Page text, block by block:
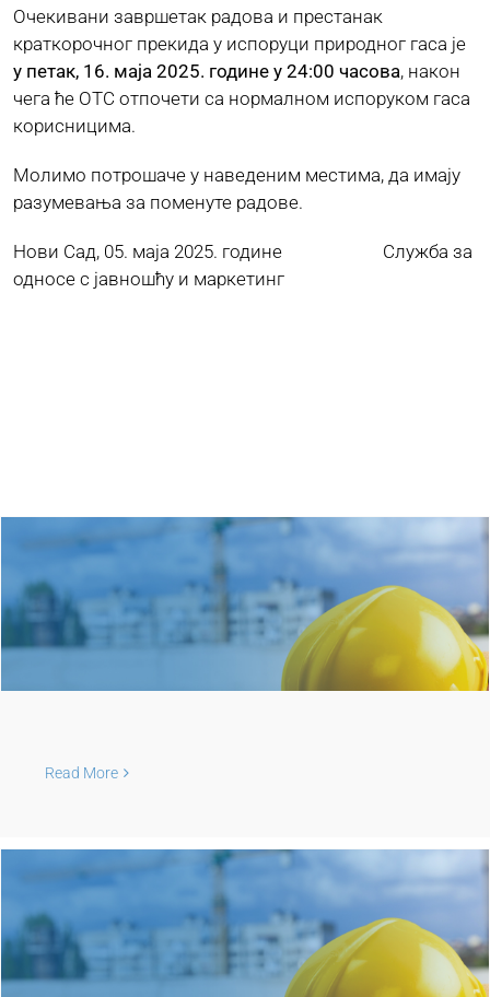
Очекивани завршетак радова и престанак
краткорочног прекида у испоруци природног гаса је
у петак, 16. маја 2025. године у 24:00 часова, након
чега ће ОТС отпочети са нормалном испоруком гаса
корисницима.
Молимо потрошаче у наведеним местима, да имају
разумевања за поменуте радове.
Нови Сад, 05. маја 2025. године Служба за
односе с јавношћу и маркетинг
Read More